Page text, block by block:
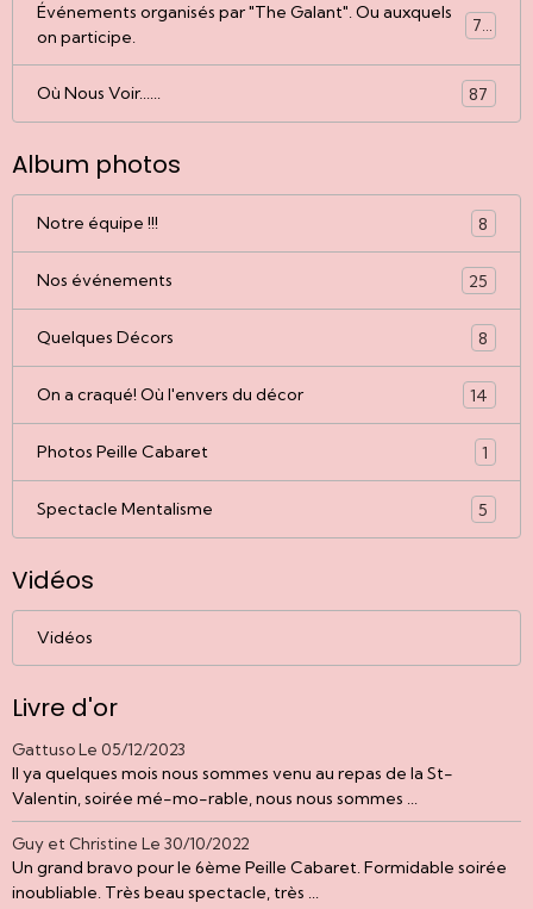
Événements organisés par "The Galant". Ou auxquels
on participe.
77
Où Nous Voir...... 87
Album photos
Notre équipe !!! 8
Nos événements 25
Quelques Décors 8
On a craqué! Où l'envers du décor 14
Photos Peille Cabaret 1
Spectacle Mentalisme 5
Vidéos
Vidéos
Livre d'or
GattusoLe 05/12/2023
Il ya quelques mois nous sommes venu au repas de la St-
Valentin, soirée mé-mo-rable, nous nous sommes ...
Guy et Christine Le 30/10/2022
Un grand bravo pour le 6ème Peille Cabaret. Formidable soirée
inoubliable. Très beau spectacle, très ...